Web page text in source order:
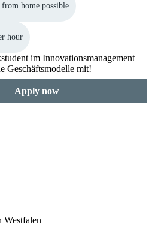
home possible
hour
im Innovationsmanagement
Geschäftsmodelle mit!
Apply now
Westfalen